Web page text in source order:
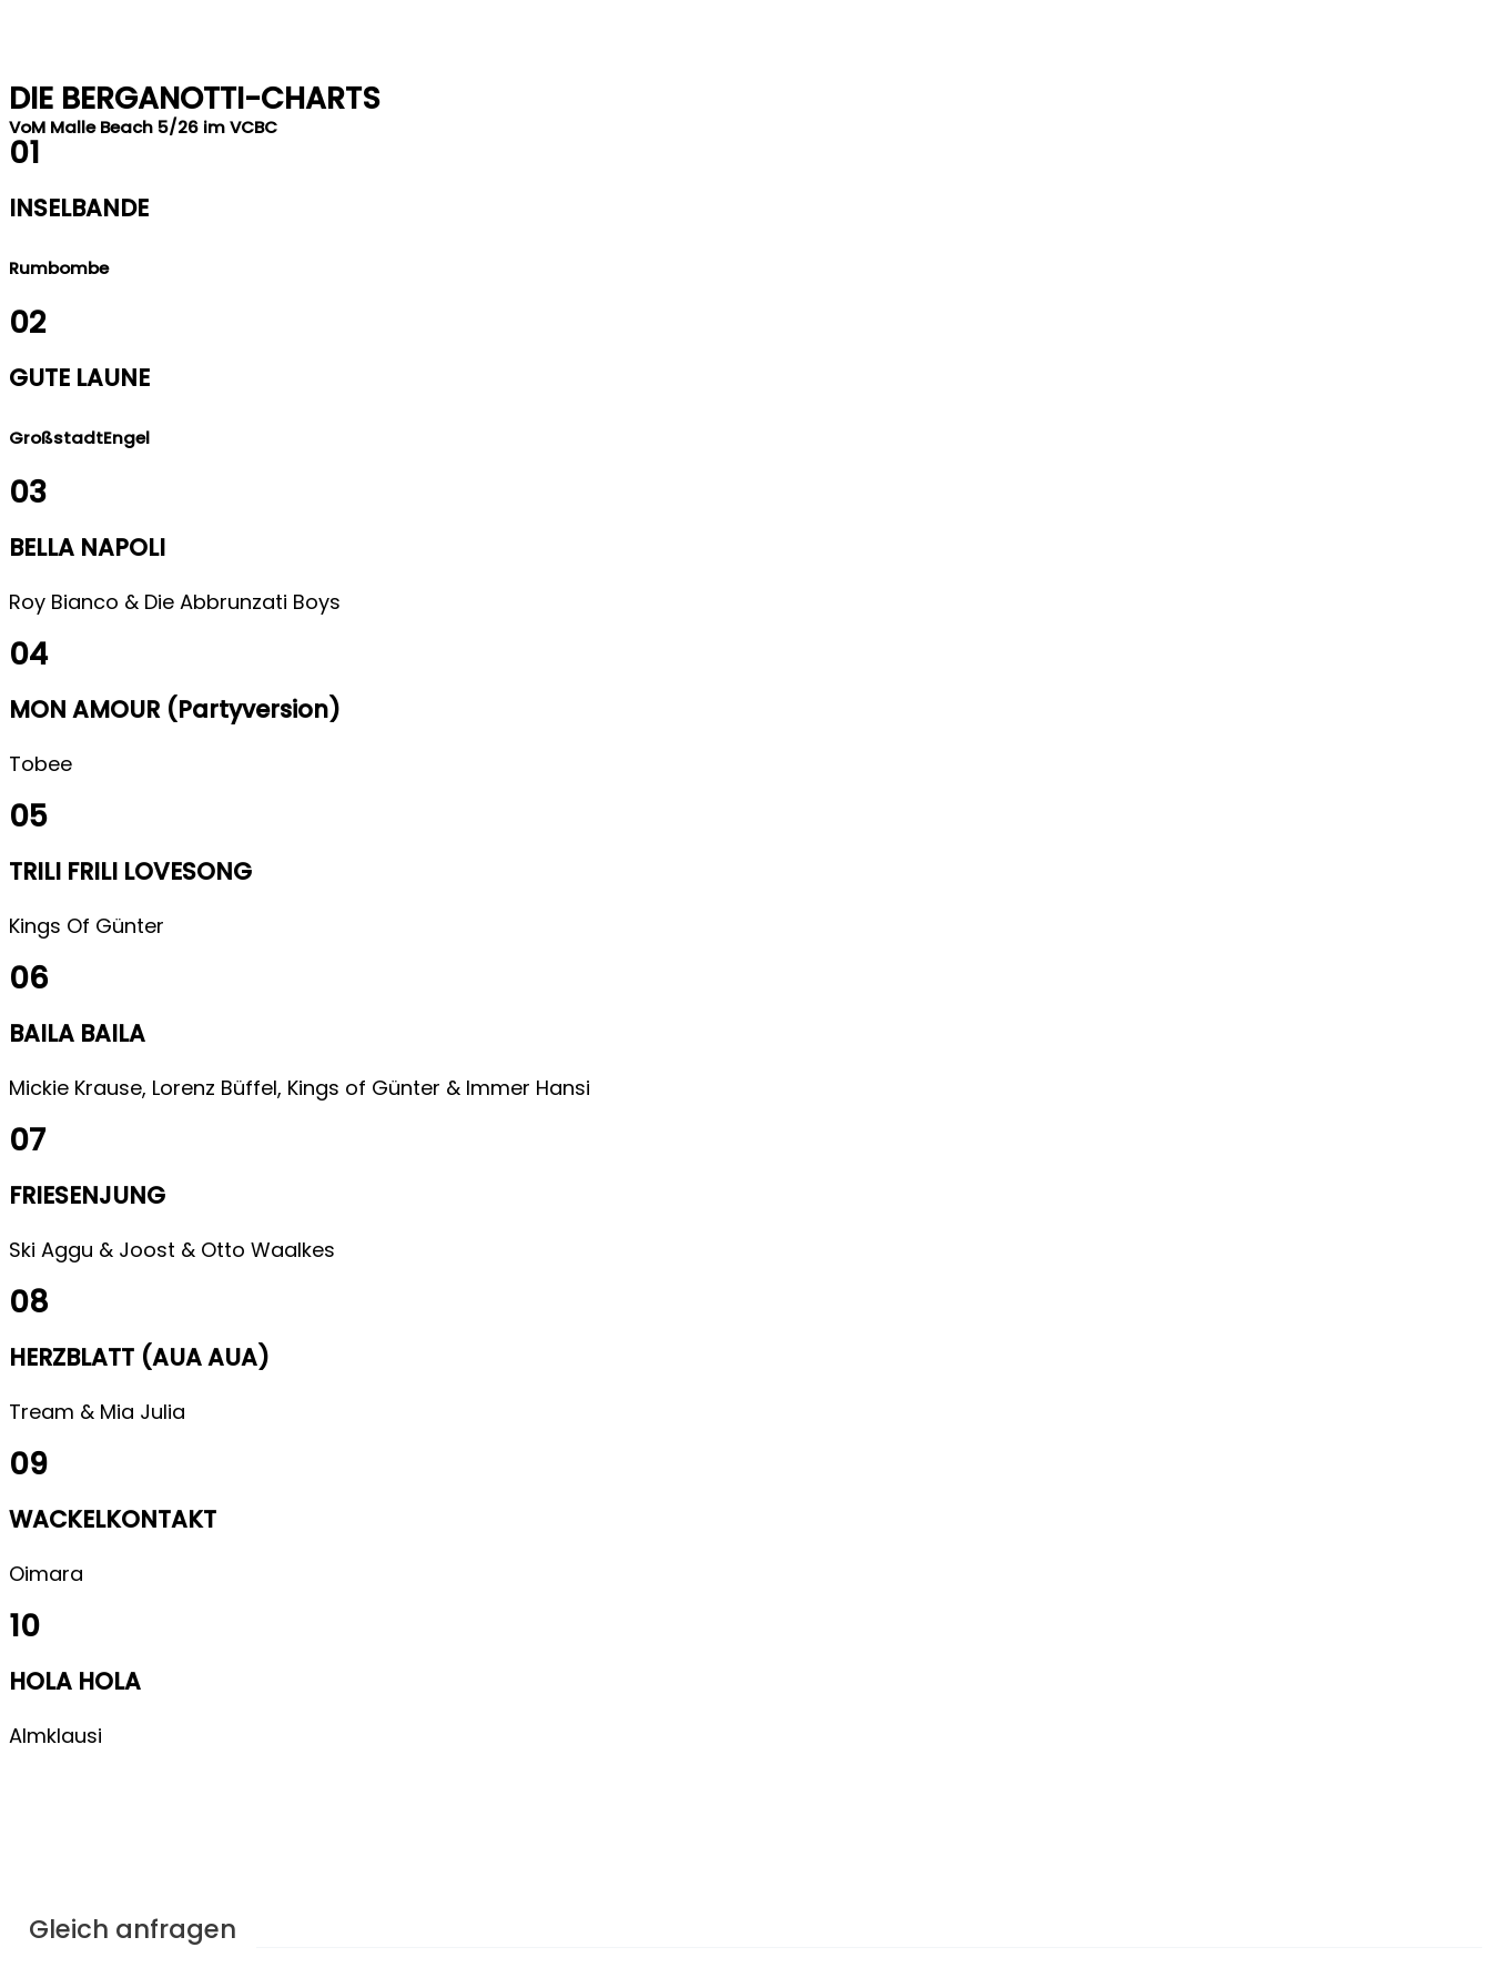
DIE BERGANOTTI-CHARTS
VoM Malle Beach 5/26 im VCBC
01
INSELBANDE
Rumbombe
02
GUTE LAUNE
GroßstadtEngel
03
BELLA NAPOLI
Roy Bianco & Die Abbrunzati Boys
04
MON AMOUR (Partyversion)
Tobee
05
TRILI FRILI LOVESONG
Kings Of Günter
06
BAILA BAILA
Mickie Krause, Lorenz Büffel, Kings of Günter & Immer Hansi
07
FRIESENJUNG
Ski Aggu & Joost & Otto Waalkes
08
HERZBLATT (AUA AUA)
Tream & Mia Julia
09
WACKELKONTAKT
Oimara
10
HOLA HOLA
Almklausi
Gleich anfragen